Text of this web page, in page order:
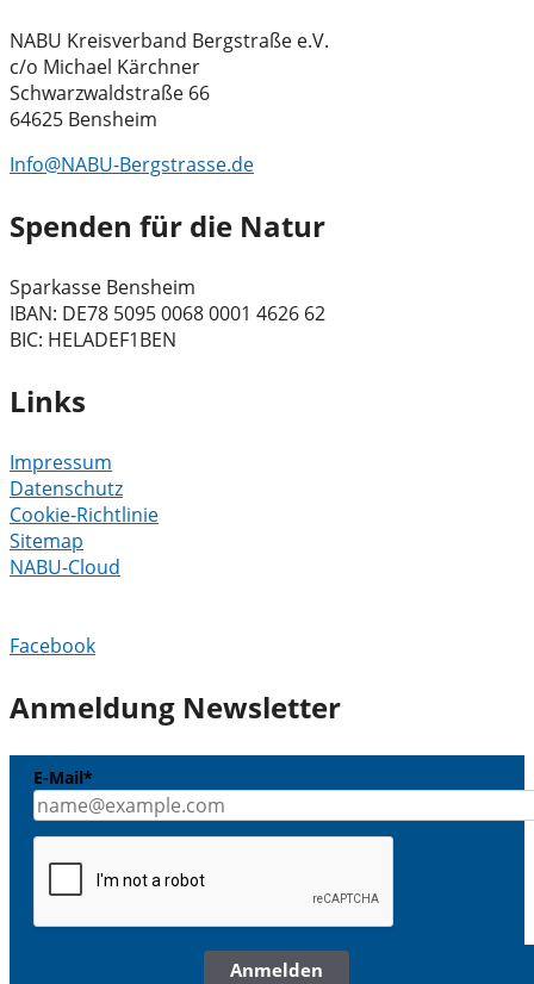
NABU Kreisverband Bergstraße e.V.
c/o Michael Kärchner
Schwarzwaldstraße 66
64625 Bensheim
Info@NABU-Bergstrasse.de
Spenden für die Natur
Sparkasse Bensheim
IBAN: DE78 5095 0068 0001 4626 62
BIC: HELADEF1BEN
Links
Impressum
Datenschutz
Cookie-Richtlinie
Sitemap
NABU-Cloud
Facebook
Anmeldung Newsletter
E-Mail*
Anmelden